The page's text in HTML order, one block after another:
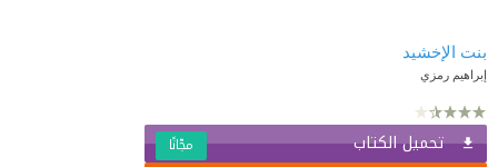
بنت الإخشيد
إبراهيم رمزي
تحميل الكتاب مجّانًا